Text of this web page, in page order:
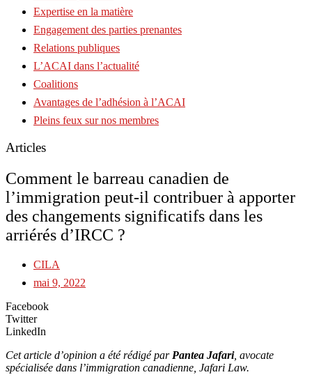
Expertise en la matière
Engagement des parties prenantes
Relations publiques
L’ACAI dans l’actualité
Coalitions
Avantages de l’adhésion à l’ACAI
Pleins feux sur nos membres
Articles
Comment le barreau canadien de
l’immigration peut-il contribuer à apporter
des changements significatifs dans les
arriérés d’IRCC ?
CILA
mai 9, 2022
Facebook
Twitter
LinkedIn
Cet article d’opinion a été rédigé par Pantea Jafari, avocate
spécialisée dans l’immigration canadienne, Jafari Law.